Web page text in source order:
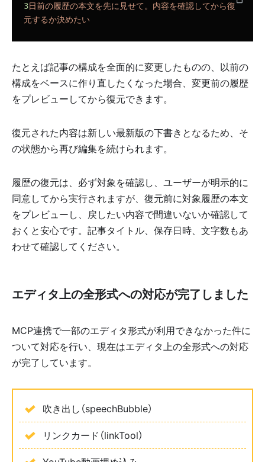
3日前の履歴の本文を先に見せて。内容を確認してから復
元するか決めたい
たとえば記事の構成を全面的に変更したものの、以前の
構成をベースに作り直したくなった場合、変更前の履歴
をプレビューしてから復元できます。
復元された内容は新しい最新版の下書きとなるため、そ
の状態から再び編集を続けられます。
履歴の復元は、必ず対象を確認し、ユーザーが明示的に
同意してから実行されますが、復元前に対象履歴の本文
をプレビューし、戻したい内容で間違いないか確認して
おくと安心です。記事タイトル、保存日時、文字数もあ
わせて確認してください。
エディタ上の全形式への対応が完了しました
MCP連携で一部のエディタ形式が利用できなかった件に
ついて対応を行い、現在はエディタ上の全形式への対応
が完了しています。
吹き出し（speechBubble）
リンクカード（linkTool）